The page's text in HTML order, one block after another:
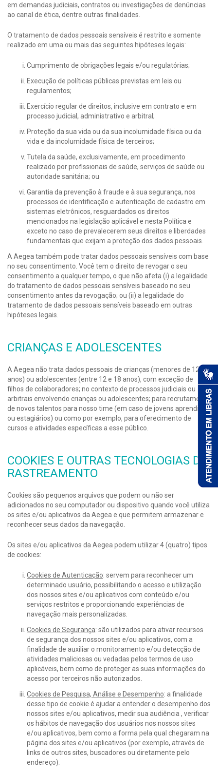
em demandas judiciais, contratos ou investigações de denúncias
ao canal de ética, dentre outras finalidades.
O tratamento de dados pessoais sensíveis é restrito e somente
realizado em uma ou mais das seguintes hipóteses legais:
Cumprimento de obrigações legais e/ou regulatórias;
Execução de políticas públicas previstas em leis ou
regulamentos;
Exercício regular de direitos, inclusive em contrato e em
processo judicial, administrativo e arbitral;
Proteção da sua vida ou da sua incolumidade física ou da
vida e da incolumidade física de terceiros;
Tutela da saúde, exclusivamente, em procedimento
realizado por profissionais de saúde, serviços de saúde ou
autoridade sanitária; ou
Garantia da prevenção à fraude e à sua segurança, nos
processos de identificação e autenticação de cadastro em
sistemas eletrônicos, resguardados os direitos
mencionados na legislação aplicável e nesta Política e
exceto no caso de prevalecerem seus direitos e liberdades
fundamentais que exijam a proteção dos dados pessoais.
A Aegea também pode tratar dados pessoais sensíveis com base
no seu consentimento. Você tem o direito de revogar o seu
consentimento a qualquer tempo, o que não afeta (i) a legalidade
do tratamento de dados pessoais sensíveis baseado no seu
consentimento antes da revogação; ou (ii) a legalidade do
tratamento de dados pessoais sensíveis baseado em outras
hipóteses legais.
CRIANÇAS E ADOLESCENTES
A Aegea não trata dados pessoais de crianças (menores de 12
anos) ou adolescentes (entre 12 e 18 anos), com exceção de
filhos de colaboradores; no contexto de processos judiciais ou
arbitrais envolvendo crianças ou adolescentes; para recrutamento
de novos talentos para nosso time (em caso de jovens aprendizes
ou estagiários) ou como por exemplo, para oferecimento de
cursos e atividades específicas a esse público.
COOKIES E OUTRAS TECNOLOGIAS DE
RASTREAMENTO
Cookies são pequenos arquivos que podem ou não ser
adicionados no seu computador ou dispositivo quando você utiliza
os sites e/ou aplicativos da Aegea e que permitem armazenar e
reconhecer seus dados da navegação.
Os sites e/ou aplicativos da Aegea podem utilizar 4 (quatro) tipos
de cookies:
Cookies de Autenticação: servem para reconhecer um
determinado usuário, possibilitando o acesso e utilização
dos nossos sites e/ou aplicativos com conteúdo e/ou
serviços restritos e proporcionando experiências de
navegação mais personalizadas.
Cookies de Segurança: são utilizados para ativar recursos
de segurança dos nossos sites e/ou aplicativos, com a
finalidade de auxiliar o monitoramento e/ou detecção de
atividades maliciosas ou vedadas pelos termos de uso
aplicáveis, bem como de proteger as suas informações do
acesso por terceiros não autorizados.
Cookies de Pesquisa, Análise e Desempenho: a finalidade
desse tipo de cookie é ajudar a entender o desempenho dos
nossos sites e/ou aplicativos, medir sua audiência , verificar
os hábitos de navegação dos usuários nos nossos sites
e/ou aplicativos, bem como a forma pela qual chegaram na
página dos sites e/ou aplicativos (por exemplo, através de
links de outros sites, buscadores ou diretamente pelo
endereço).